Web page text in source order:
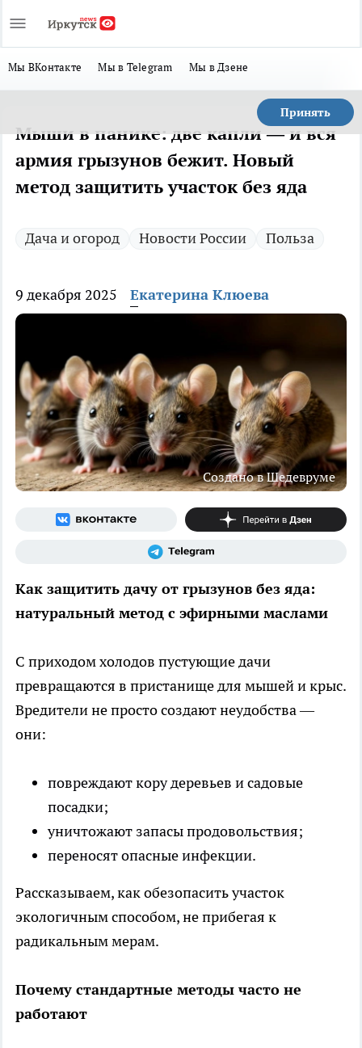
Мы ВКонтакте Мы в Telegram Мы в Дзене
Принять
Мыши в панике: две капли — и вся
армия грызунов бежит. Новый
метод защитить участок без яда
Дача и огород Новости России Польза
9 декабря 2025 Екатерина Клюева
Создано в Шедевруме
Как защитить дачу от грызунов без яда:
натуральный метод с эфирными маслами
С приходом холодов пустующие дачи
превращаются в пристанище для мышей и крыс.
Вредители не просто создают неудобства —
они:
повреждают кору деревьев и садовые
посадки;
уничтожают запасы продовольствия;
переносят опасные инфекции.
Рассказываем, как обезопасить участок
экологичным способом, не прибегая к
радикальным мерам.
Почему стандартные методы часто не
работают